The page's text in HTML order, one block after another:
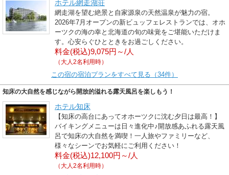
ホテル網走湖荘
網走湖を望む絶景と自家源泉の天然温泉が魅力の宿。
2026年7月オープンの新ビュッフェレストランでは、オホ
ーツクの海の幸と北海道の旬の味覚をご堪能いただけま
す。心安らぐひとときをお過ごしください。
料金(税込)9,075円～/人
（大人2名利用時）
この宿の宿泊プランをすべて見る（34件）
知床の大自然を感じながら開放的溢れる露天風呂を楽しもう！
ホテル知床
【知床の高台にあってオホーツクに沈む夕日は最高！】
バイキングメニューは日々進化中♪開放感あふれる露天風
呂で知床の大自然を満喫！一人旅やファミリーなど、
様々なシーンでお気軽にご利用ください！
料金(税込)12,100円～/人
（大人2名利用時）